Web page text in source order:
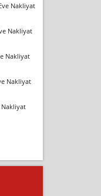
Nakliyat
Nakliyat
Nakliyat
Nakliyat
Nakliyat